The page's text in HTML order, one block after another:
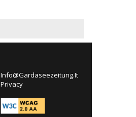
Info@Gardaseezeitung.It
Privacy